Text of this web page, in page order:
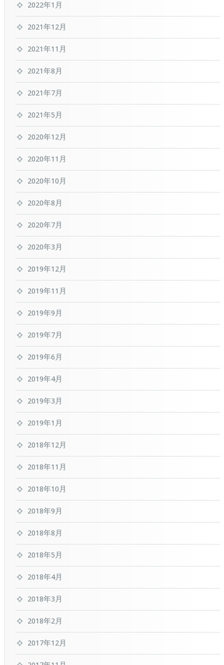
2022年1月
2021年12月
2021年11月
2021年8月
2021年7月
2021年5月
2020年12月
2020年11月
2020年10月
2020年8月
2020年7月
2020年3月
2019年12月
2019年11月
2019年9月
2019年7月
2019年6月
2019年4月
2019年3月
2019年1月
2018年12月
2018年11月
2018年10月
2018年9月
2018年8月
2018年5月
2018年4月
2018年3月
2018年2月
2017年12月